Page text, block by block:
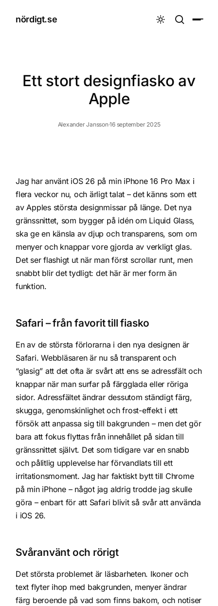
nördigt.se 
Ett stort designfiasko av
Apple
Alexander Jansson·16 september 2025
Jag har använt iOS 26 på min iPhone 16 Pro Max i
flera veckor nu, och ärligt talat – det känns som ett
av Apples största designmissar på länge. Det nya
gränssnittet, som bygger på idén om Liquid Glass,
ska ge en känsla av djup och transparens, som om
menyer och knappar vore gjorda av verkligt glas.
Det ser flashigt ut när man först scrollar runt, men
snabbt blir det tydligt: det här är mer form än
funktion.
Safari – från favorit till fiasko
En av de största förlorarna i den nya designen är
Safari. Webbläsaren är nu så transparent och
“glasig” att det ofta är svårt att ens se adressfält och
knappar när man surfar på färgglada eller röriga
sidor. Adressfältet ändrar dessutom ständigt färg,
skugga, genomskinlighet och frost-effekt i ett
försök att anpassa sig till bakgrunden – men det gör
bara att fokus flyttas från innehållet på sidan till
gränssnittet självt. Det som tidigare var en snabb
och pålitlig upplevelse har förvandlats till ett
irritationsmoment. Jag har faktiskt bytt till Chrome
på min iPhone – något jag aldrig trodde jag skulle
göra – enbart för att Safari blivit så svår att använda
i iOS 26.
Svåranvänt och rörigt
Det största problemet är läsbarheten. Ikoner och
text flyter ihop med bakgrunden, menyer ändrar
färg beroende på vad som finns bakom, och notiser